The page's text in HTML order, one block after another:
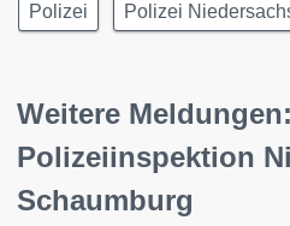
Polizei Polizei
Weitere Meldungen:
Polizeiinspektion
Schaumburg